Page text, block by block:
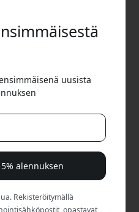
kirkkaana - jokainen
arkea varten.
avaimille ja
-rannekkeet
käyttökokemus. Tehty
kategoriat
uusista
alennuksen
Rekisteröitymällä
opastavat